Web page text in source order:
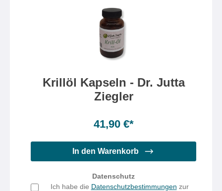
Krillöl Kapseln - Dr. Jutta
Ziegler
41,90 €*
In den Warenkorb
Datenschutz
Ich habe die Datenschutzbestimmungen zur